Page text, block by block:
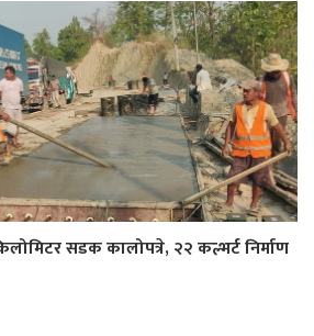
सडक कालोपत्रे, २२ कल्भर्ट निर्माण